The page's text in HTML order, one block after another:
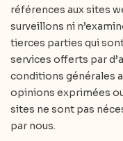
références aux sites
surveillons ni
tierces parties qui
services offerts par
conditions générales
opinions exprimées
sites ne sont pas
par nous.